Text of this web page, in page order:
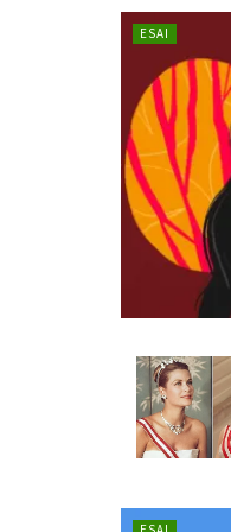
ESAI